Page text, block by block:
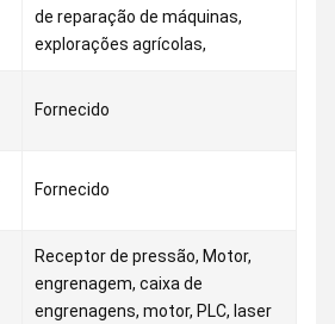
de reparação de máquinas,
explorações agrícolas,
Fornecido
Fornecido
Receptor de pressão, Motor,
engrenagem, caixa de
engrenagens, motor, PLC, laser